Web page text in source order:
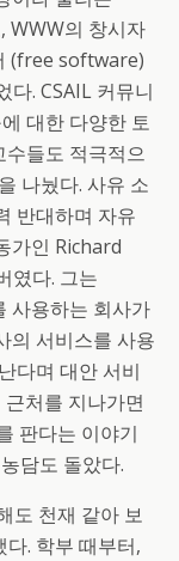
WWW의 창시자
(free software)
다. CSAIL 커뮤니
대한 다양한 토
들도 적극적으
나눴다. 사유 소
반대하며 자유
가인 Richard
였다. 그는
사용하는 회사가
의 서비스를 사용
다며 대안 서비
처를 지나가면
판다는 이야기
담도 돌았다.
도 천재 같아 보
. 학부 때부터,